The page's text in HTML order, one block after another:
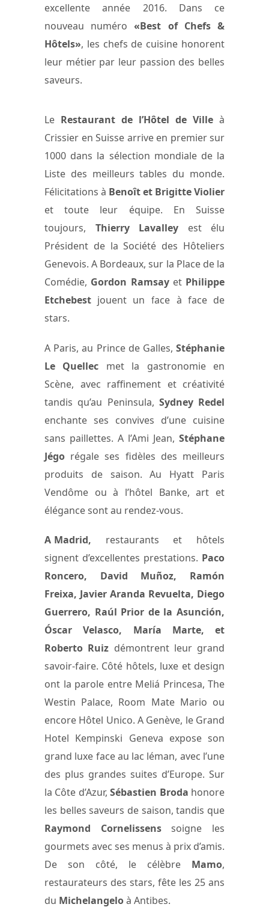
excellente année 2016. Dans ce
nouveau numéro«Best of Chefs &
Hôtels», les chefs de cuisine honorent
leur métier par leur passion des belles
saveurs.
Le Restaurant de l’Hôtel de Ville à
Crissier en Suisse arrive en premier sur
1000 dans la sélection mondiale de la
Liste des meilleurs tables du monde.
Félicitations à Benoît et Brigitte Violier
et toute leur équipe. En Suisse
toujours, Thierry Lavalley est élu
Président de la Société des Hôteliers
Genevois. A Bordeaux, sur la Place de la
Comédie, Gordon Ramsayet Philippe
Etchebest jouent un face à face de
stars.
A Paris, au Prince de Galles, Stéphanie
Le Quellec met la gastronomie en
Scène, avec raffinement et créativité
tandis qu’au Peninsula, Sydney Redel
enchante ses convives d’une cuisine
sans paillettes. A l’Ami Jean, Stéphane
Jégo régale ses fidèles des meilleurs
produits de saison. Au Hyatt Paris
Vendôme ou à l’hôtel Banke, art et
élégance sont au rendez-vous.
A Madrid, restaurants et hôtels
signent d’excellentes prestations. Paco
Roncero, David Muñoz, Ramón
Freixa, Javier Aranda Revuelta, Diego
Guerrero, Raúl Prior de la Asunción,
Óscar Velasco, María Marte, et
Roberto Ruiz démontrent leur grand
savoir-faire. Côté hôtels, luxe et design
ont la parole entre Meliá Princesa, The
Westin Palace, Room Mate Mario ou
encore Hôtel Unico. A Genève, le Grand
Hotel Kempinski Geneva expose son
grand luxe face au lac léman, avec l’une
des plus grandes suites d’Europe. Sur
la Côte d’Azur,Sébastien Broda honore
les belles saveurs de saison, tandis que
Raymond Cornelissenssoigne les
gourmets avec ses menus à prix d’amis.
De son côté, le célèbre Mamo,
restaurateurs des stars, fête les 25 ans
du Michelangeloà Antibes.